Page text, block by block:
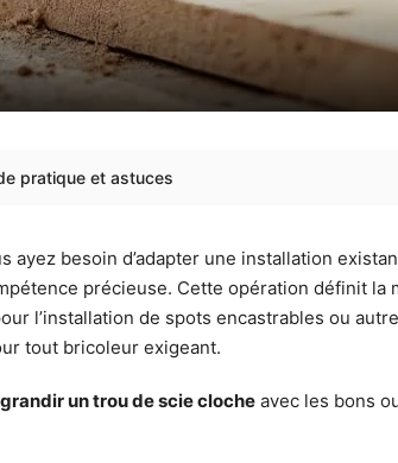
pratique et astuces
ayez besoin d’adapter une installation
précieuse. Cette opération définit
l’installation de spots encastrables ou
tout bricoleur exigeant.
un trou de scie cloche avec les bons